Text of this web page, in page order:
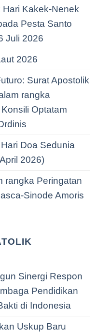
Kakek-Nenek
Pesta Santo
Juli 2026
2026
Surat Apostolik
rangka
Optatam
Doa Sedunia
2026)
rangka Peringatan
Sinode Amoris
Sinergi Respon
Pendidikan
di Indonesia
Uskup Baru